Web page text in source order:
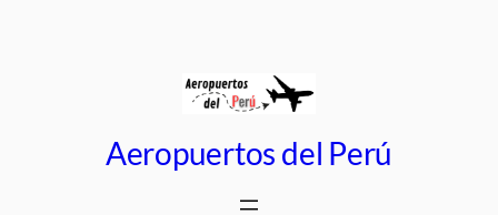
Aeropuertos del Perú